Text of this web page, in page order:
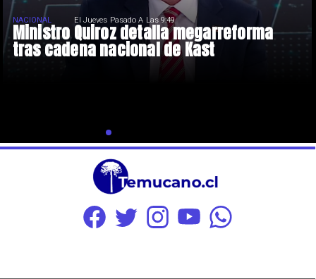
Ministro Quiroz detalla megarreforma
tras cadena nacional de Kast
NACIONAL El Jueves Pasado A Las 9:49